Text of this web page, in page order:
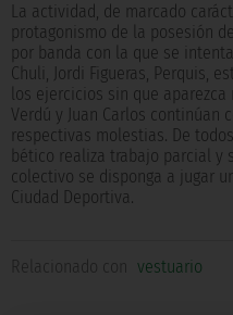
La actividad, de marcado
protagonismo de la posesión
por banda con la que se
Chuli, Jordi Figueras, Perquis,
los ejercicios sin que
Verdú y Juan Carlos continúan
respectivas molestias. De
bético realiza trabajo parcial y
colectivo se disponga a jugar
Ciudad Deportiva.
Relacionado con vestuario